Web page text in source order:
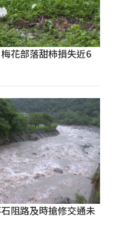
花部落甜柿損失近6
阻路及時搶修交通未